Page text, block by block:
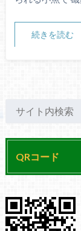
続きを読む
QRコード